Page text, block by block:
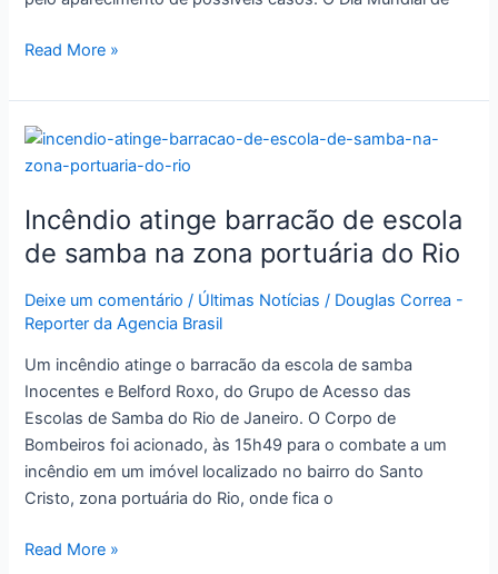
Read More »
Incêndio atinge barracão de escola
de samba na zona portuária do Rio
Deixe um comentário / Últimas Notícias / Douglas Correa -
Reporter da Agencia Brasil
Um incêndio atinge o barracão da escola de samba
Inocentes e Belford Roxo, do Grupo de Acesso das
Escolas de Samba do Rio de Janeiro. O Corpo de
Bombeiros foi acionado, às 15h49 para o combate a um
incêndio em um imóvel localizado no bairro do Santo
Cristo, zona portuária do Rio, onde fica o
Incêndio
atinge
de
escola
samba
na
portuária
do
Rio
Read More »